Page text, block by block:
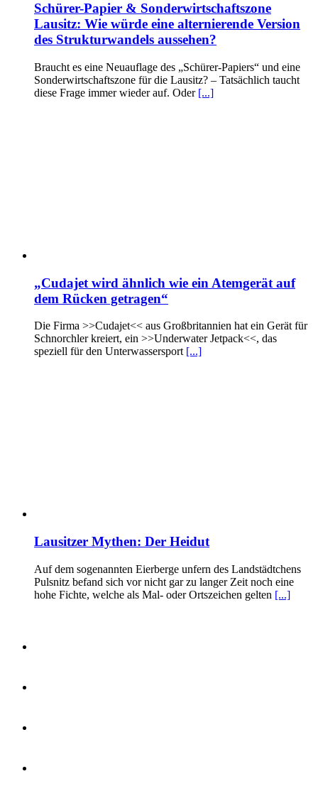
Schürer-Papier & Sonderwirtschaftszone
Lausitz: Wie würde eine alternierende Version
des Strukturwandels aussehen?
Braucht es eine Neuauflage des „Schürer-Papiers“ und eine
Sonderwirtschaftszone für die Lausitz? – Tatsächlich taucht
diese Frage immer wieder auf. Oder [...]
„Cudajet wird ähnlich wie ein Atemgerät auf
dem Rücken getragen“
Die Firma >>Cudajet<< aus Großbritannien hat ein Gerät für
Schnorchler kreiert, ein >>Underwater Jetpack<<, das
speziell für den Unterwassersport [...]
Lausitzer Mythen: Der Heidut
Auf dem sogenannten Eierberge unfern des Landstädtchens
Pulsnitz befand sich vor nicht gar zu langer Zeit noch eine
hohe Fichte, welche als Mal- oder Ortszeichen gelten [...]